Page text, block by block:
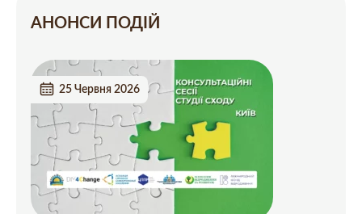
АНОНСИ ПОДІЙ
25 Червня 2026